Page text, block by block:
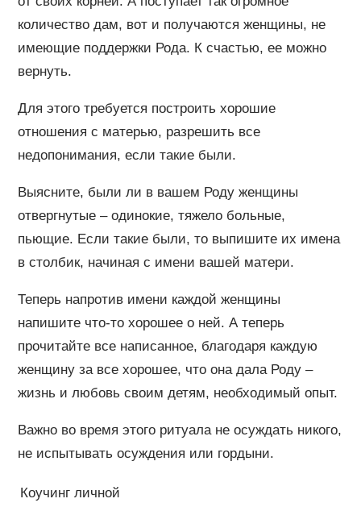
количество дам, вот и получаются женщины, не
имеющие поддержки Рода. К счастью, ее можно
вернуть.
Для этого требуется построить хорошие
отношения с матерью, разрешить все
недопонимания, если такие были.
Выясните, были ли в вашем Роду женщины
отвергнутые – одинокие, тяжело больные,
пьющие. Если такие были, то выпишите их имена
в столбик, начиная с имени вашей матери.
Теперь напротив имени каждой женщины
напишите что-то хорошее о ней. А теперь
прочитайте все написанное, благодаря каждую
женщину за все хорошее, что она дала Роду –
жизнь и любовь своим детям, необходимый опыт.
Важно во время этого ритуала не осуждать никого,
не испытывать осуждения или гордыни.
Коучинг личной